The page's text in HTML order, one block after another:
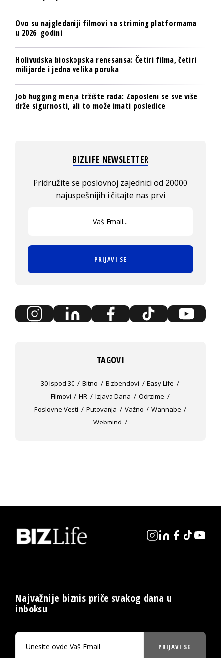
Ovo su najgledaniji filmovi na striming platformama
u 2026. godini
Holivudska bioskopska renesansa: Četiri filma, četiri
milijarde i jedna velika poruka
Job hugging menja tržište rada: Zaposleni se sve više
drže sigurnosti, ali to može imati posledice
BIZLIFE NEWSLETTER
Pridružite se poslovnoj zajednici od 20000
najuspešnijih i čitajte nas prvi
PRIJAVI SE
TAGOVI
30 Ispod 30 Bitno Bizbendovi
Easy Life
Filmovi
HR Izjava Dana
Odrzime
Poslovne Vesti
Putovanja Važno
Wannabe
Webmind
Najvažnije biznis priče svakog dana u
inboksu
PRIJAVI SE